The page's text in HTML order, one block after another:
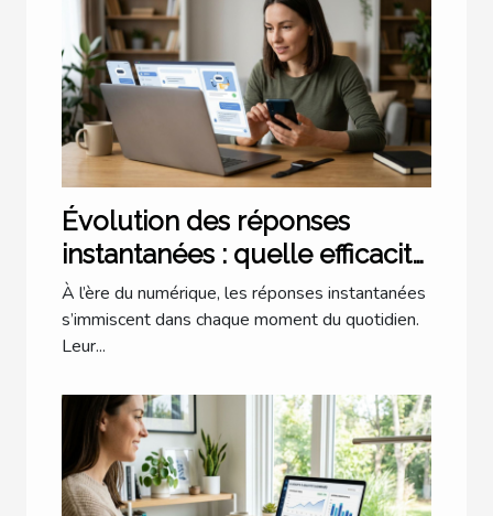
Évolution des réponses
instantanées : quelle efficacité
dans notre quotidien ?
À l’ère du numérique, les réponses instantanées
s’immiscent dans chaque moment du quotidien.
Leur...